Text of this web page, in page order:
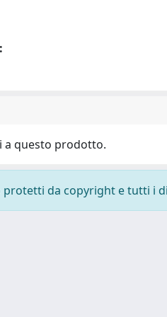
a questo prodotto.
protetti da copyright e tutti i